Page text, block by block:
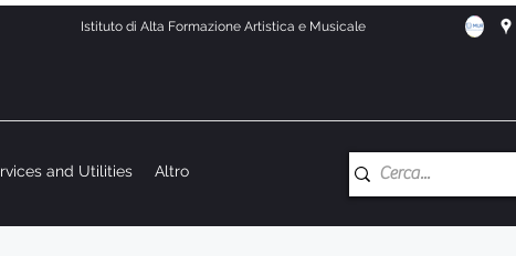
Istituto di Alta Formazione Artistica e Musicale
and Utilities Altro